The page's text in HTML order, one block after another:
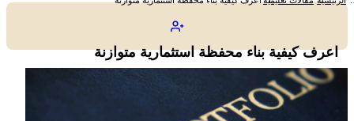
اعرف كيفية بناء محفظة استثمارية متوازنة